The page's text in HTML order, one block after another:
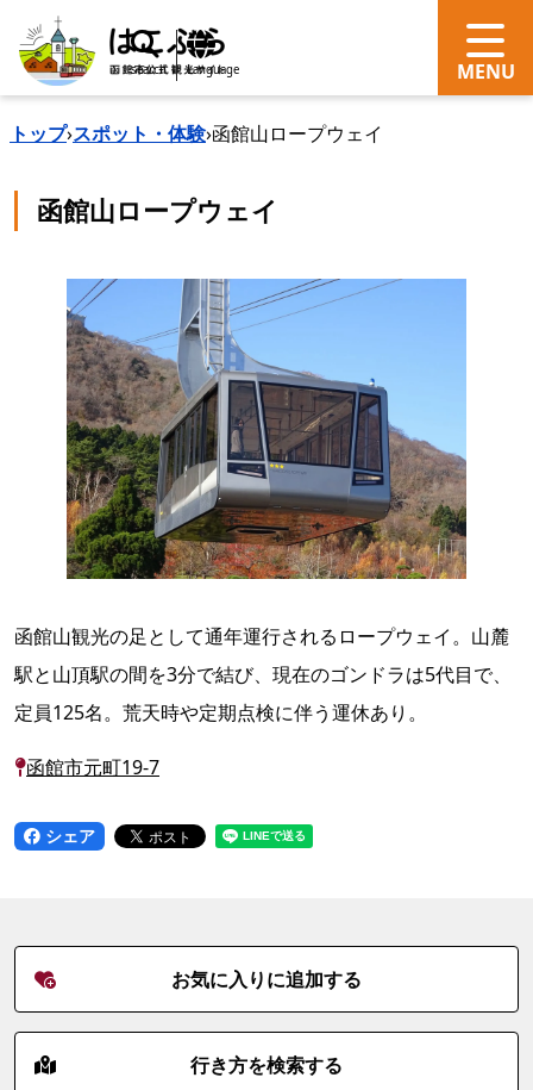
search Language
トップ›スポット・体験›函館山ロープウェイ
函館山ロープウェイ
函館山観光の足として通年運行されるロープウェイ。山麓
駅と山頂駅の間を3分で結び、現在のゴンドラは5代目で、
定員125名。荒天時や定期点検に伴う運休あり。
函館市元町19-7
シェア
お気に入りに追加する
行き方を検索する